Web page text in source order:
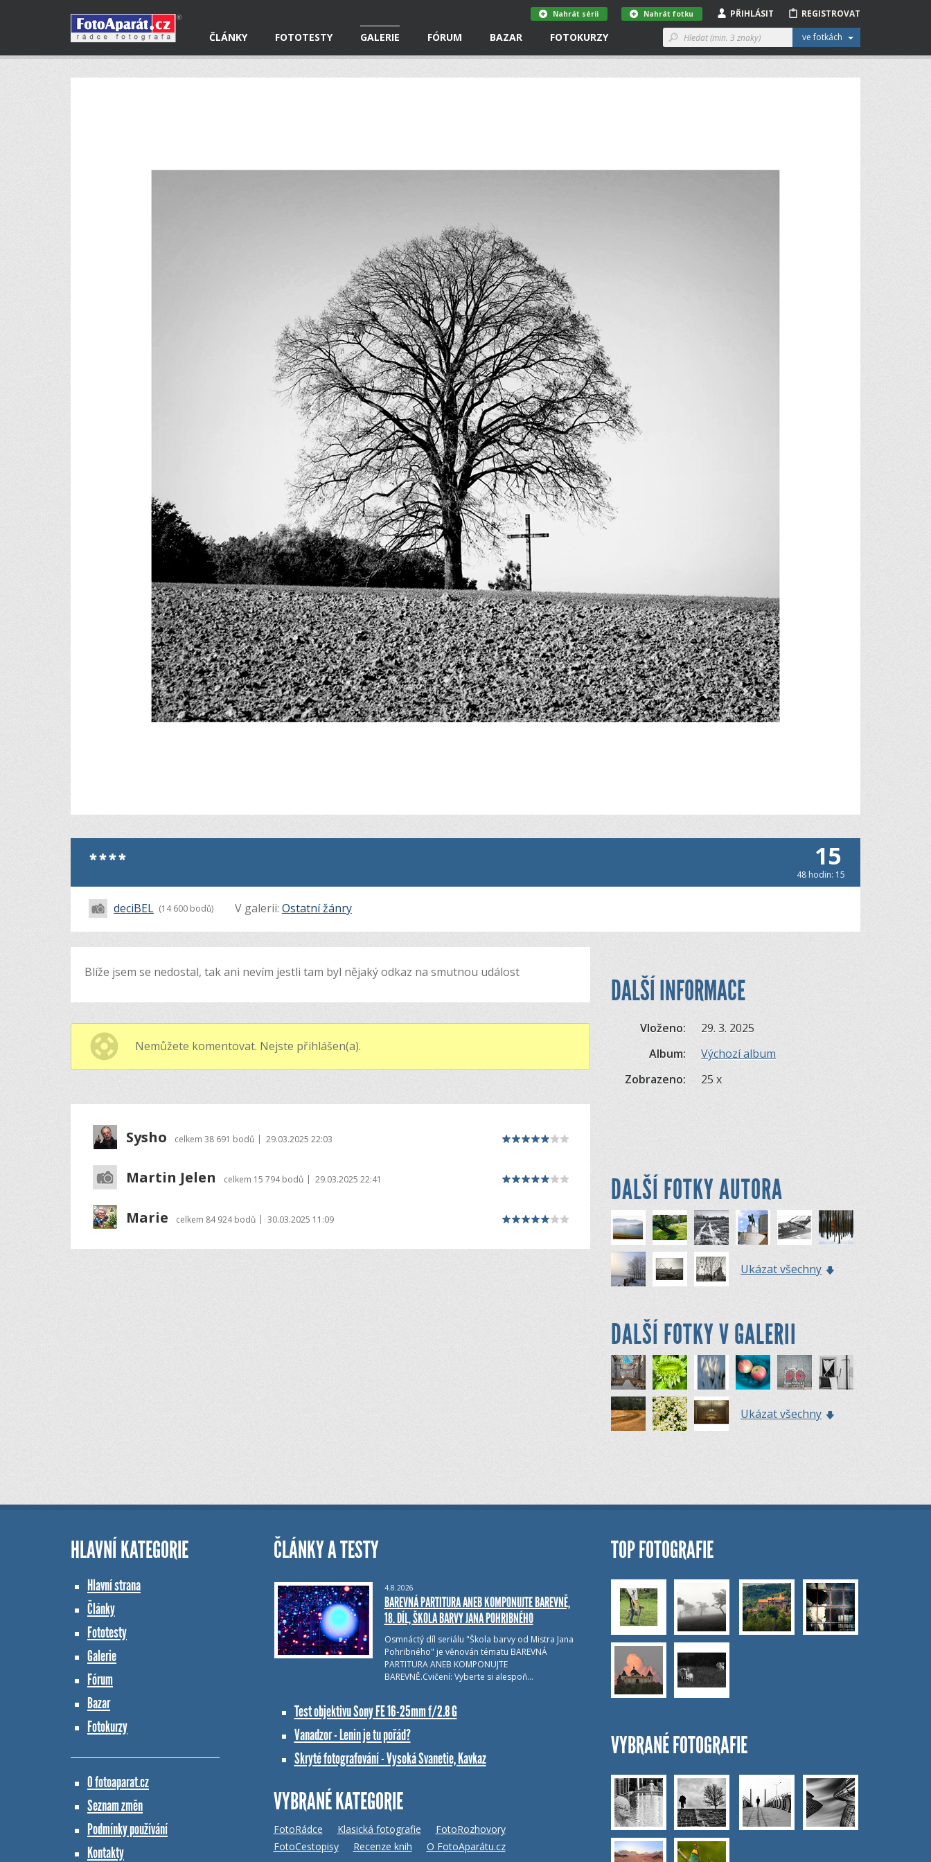
ČLÁNKY FOTOTESTY GALERIE FÓRUM BAZAR FOTOKURZY ve fotkách
REGISTROVAT
PŘIHLÁSIT
Nahrát fotku
Nahrát sérii
**** 15
48 hodin: 15
deciBEL (14 600 bodů) V galerii: Ostatní žánry
Blíže jsem se nedostal, tak ani nevím jestli tam byl nějaký odkaz na smutnou událost
Nemůžete komentovat. Nejste přihlášen(a).
Sysho celkem 38 691 bodů | 29.03.2025 22:03
Martin Jelen celkem 15 794 bodů | 29.03.2025 22:41
Marie celkem 84 924 bodů | 30.03.2025 11:09
DALŠÍ INFORMACE
Vloženo:
29. 3. 2025
Album:
Výchozí album
Zobrazeno:
25 x
DALŠÍ FOTKY AUTORA
Ukázat všechny
DALŠÍ FOTKY V GALERII
Ukázat všechny
HLAVNÍ KATEGORIE
Hlavní strana
Články
Fototesty
Galerie
Fórum
Bazar
Fotokurzy
O fotoaparat.cz
Seznam změn
Podmínky používání
Kontakty
ČLÁNKY A TESTY
4.8.2026
BAREVNÁ PARTITURA ANEB KOMPONUJTE BAREVNĚ,
18. DÍL, ŠKOLA BARVY JANA POHRIBNÉHO
Osmnáctý díl seriálu "Škola barvy od Mistra Jana
Pohribného" je věnován tématu BAREVNÁ
PARTITURA ANEB KOMPONUJTE
BAREVNĚ.Cvičení: Vyberte si alespoň…
Test objektivu Sony FE 16-25mm f/2.8 G
Vanadzor - Lenin je tu pořád?
Skryté fotografování - Vysoká Svanetie, Kavkaz
VYBRANÉ KATEGORIE
FotoRádce Klasická fotografie
FotoRozhovory
FotoCestopisy
Recenze knih O FotoAparátu.cz
TOP FOTOGRAFIE
VYBRANÉ FOTOGRAFIE